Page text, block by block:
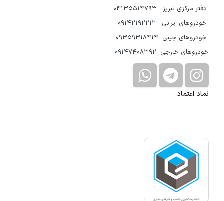
دفتر مرکزی تبریز 04135514793
خودروهای ایرانی 09142192212
خودروهای چینی 09359318414
خودروهای خارجی 09147408392
نماد اعتماد